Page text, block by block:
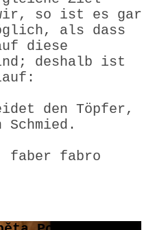
so ist es gar
als dass
diese
deshalb ist
den Töpfer,
Schmied.
faber fabro